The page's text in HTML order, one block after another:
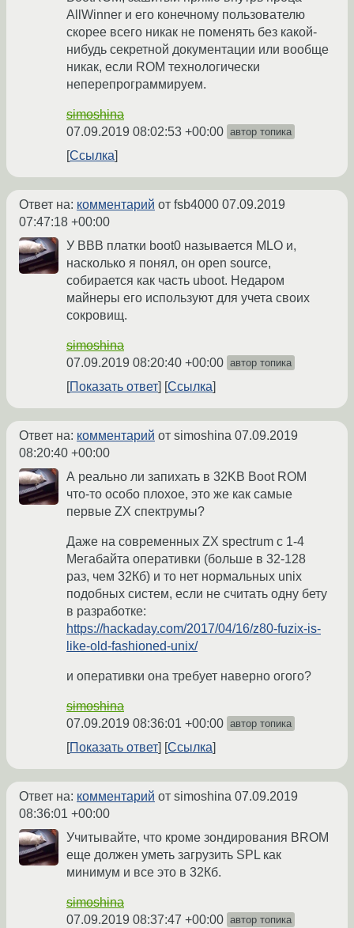
AllWinner и его конечному пользователю
скорее всего никак не поменять без какой-
нибудь секретной документации или вообще
никак, если ROM технологически
неперепрограммируем.
simoshina
07.09.2019 08:02:53 +00:00 автор топика
Ссылка
Ответ на: комментарий от fsb4000 07.09.2019
07:47:18 +00:00
У BBB платки boot0 называется MLO и,
насколько я понял, он open source,
собирается как часть uboot. Недаром
майнеры его используют для учета своих
сокровищ.
simoshina
07.09.2019 08:20:40 +00:00 автор топика
Показать ответ Ссылка
Ответ на: комментарий от simoshina 07.09.2019
08:20:40 +00:00
А реально ли запихать в 32KB Boot ROM
что-то особо плохое, это же как самые
первые ZX спектрумы?
Даже на современных ZX spectrum с 1-4
Мегабайта оперативки (больше в 32-128
раз, чем 32Кб) и то нет нормальных unix
подобных систем, если не считать одну бету
в разработке:
https://hackaday.com/2017/04/16/z80-fuzix-is-
like-old-fashioned-unix/
и оперативки она требует наверно огого?
simoshina
07.09.2019 08:36:01 +00:00 автор топика
Показать ответ Ссылка
Ответ на: комментарий от simoshina 07.09.2019
08:36:01 +00:00
Учитывайте, что кроме зондирования BROM
еще должен уметь загрузить SPL как
минимум и все это в 32Кб.
simoshina
07.09.2019 08:37:47 +00:00 автор топика